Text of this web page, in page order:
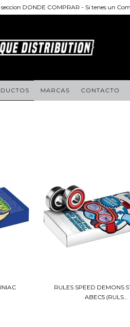
DONDE COMPRAR - Si tenes un
MARCAS CONTACTO
RULES SPEED DEMONS
ABEC5 (RULS...